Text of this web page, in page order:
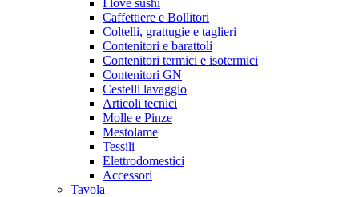
Caffettiere e Bollitori
Coltelli, grattugie e taglieri
Contenitori e barattoli
Contenitori termici e isotermici
Contenitori GN
Cestelli lavaggio
Articoli tecnici
Molle e Pinze
Mestolame
Tessili
Elettrodomestici
Accessori
Tavola